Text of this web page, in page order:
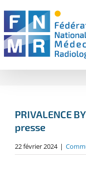
content
PRIVALENCE
presse
22 février 2024 |